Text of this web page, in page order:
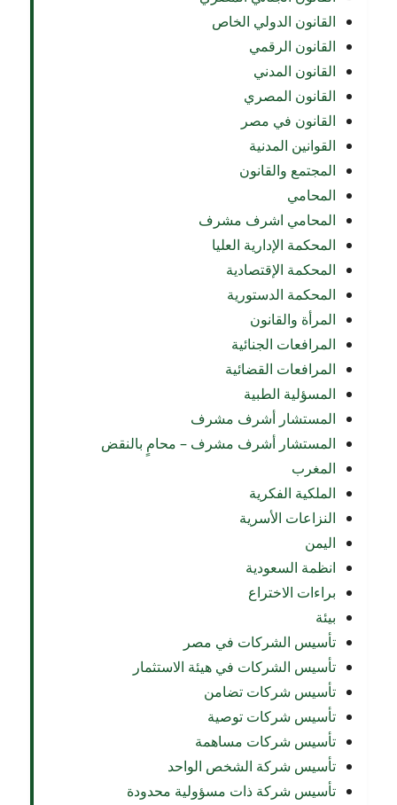
القانون الدولي الخاص
القانون الرقمي
القانون المدني
القانون المصري
القانون في مصر
القوانين المدنية
المجتمع والقانون
المحامي
المحامي اشرف مشرف
المحكمة الإدارية العليا
المحكمة الإقتصادية
المحكمة الدستورية
المرأة والقانون
المرافعات الجنائية
المرافعات القضائية
المسؤلية الطبية
المستشار أشرف مشرف
المستشار أشرف مشرف – محامٍ بالنقض
المغرب
الملكية الفكرية
النزاعات الأسرية
اليمن
انظمة السعودية
براءات الاختراع
بيئة
تأسيس الشركات في مصر
تأسيس الشركات في هيئة الاستثمار
تأسيس شركات تضامن
تأسيس شركات توصية
تأسيس شركات مساهمة
تأسيس شركة الشخص الواحد
تأسيس شركة ذات مسؤولية محدودة